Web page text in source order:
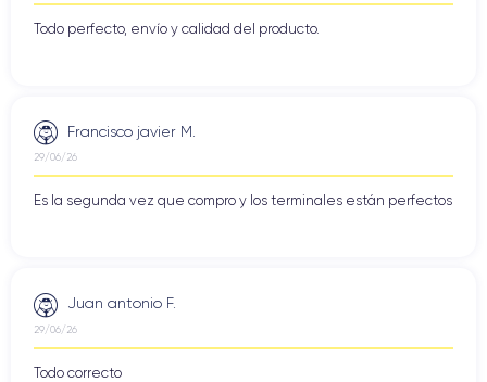
Todo perfecto, envío y calidad del producto.
Francisco javier M.
29/06/26
Es la segunda vez que compro y los terminales están perfectos
Juan antonio F.
29/06/26
Todo correcto